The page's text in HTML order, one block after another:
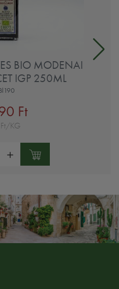
BIO MODENAI
IGP 250ML
Ft
KG